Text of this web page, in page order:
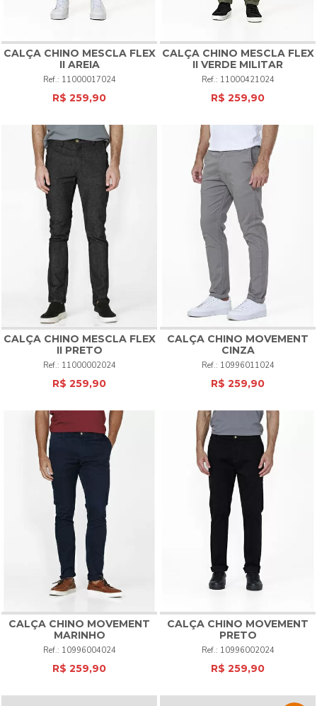
CALÇA CHINO MESCLA FLEX
II AREIA
11000017024
R$ 259,90
CALÇA CHINO MESCLA FLEX
II VERDE MILITAR
11000421024
R$ 259,90
CALÇA CHINO MESCLA FLEX
II PRETO
11000002024
R$ 259,90
CALÇA CHINO MOVEMENT
CINZA
10996011024
R$ 259,90
CALÇA CHINO MOVEMENT
MARINHO
10996004024
R$ 259,90
CALÇA CHINO MOVEMENT
PRETO
10996002024
R$ 259,90